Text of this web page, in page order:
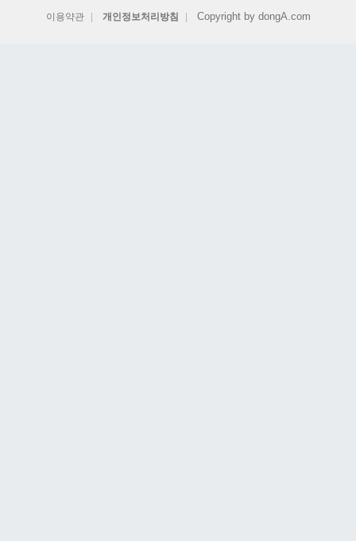
이용약관 개인정보처리방침 Copyright by dongA.com